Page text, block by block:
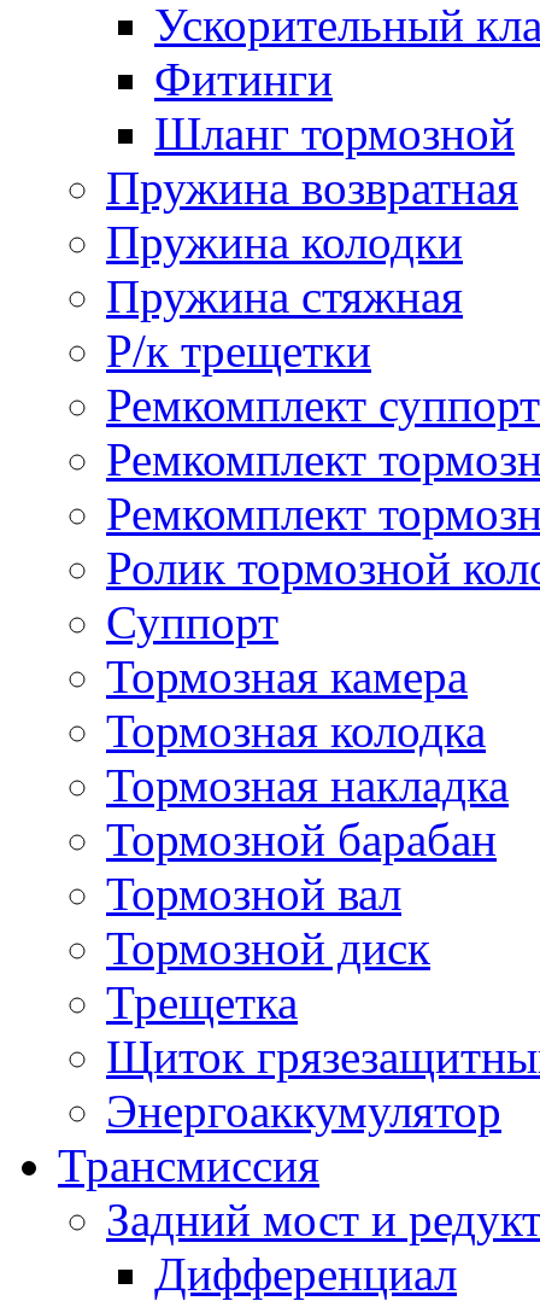
Ускорительный
Фитинги
Шланг тормозной
Пружина возвратная
Пружина колодки
Пружина стяжная
Р/к трещетки
Ремкомплект
Ремкомплект
Ремкомплект
Ролик тормозной
Суппорт
Тормозная камера
Тормозная колодка
Тормозная накладка
Тормозной барабан
Тормозной вал
Тормозной диск
Трещетка
Щиток
Энергоаккумулятор
Трансмиссия
Задний мост и
Дифференциал